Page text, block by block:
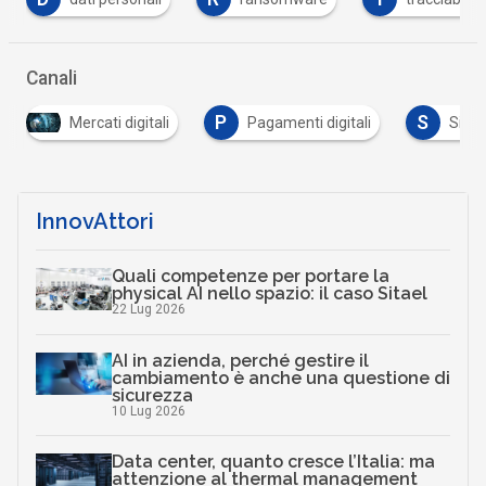
Canali
P Pagamenti digitali S Sicurezza digitale
InnovAttori
Quali competenze per portare la
physical AI nello spazio: il caso Sitael
22 Lug 2026
AI in azienda, perché gestire il
cambiamento è anche una questione di
sicurezza
10 Lug 2026
Data center, quanto cresce l’Italia: ma
attenzione al thermal management